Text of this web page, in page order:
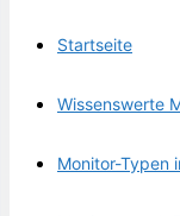
Startseite
Wissenswerte
Monitor-Typen